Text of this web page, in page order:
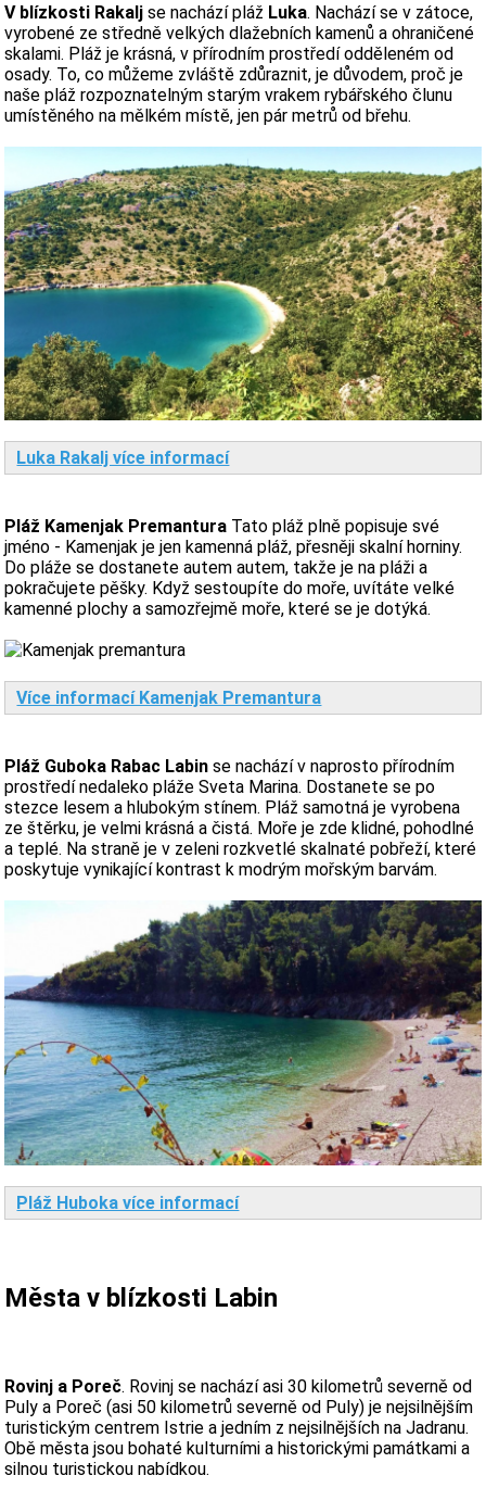
V blízkosti Rakaljse nachází pláž Luka. Nachází se v zátoce,
vyrobené ze středně velkých dlažebních kamenů a ohraničené
skalami. Pláž je krásná, v přírodním prostředí odděleném od
osady. To, co můžeme zvláště zdůraznit, je důvodem, proč je
naše pláž rozpoznatelným starým vrakem rybářského člunu
umístěného na mělkém místě, jen pár metrů od břehu.
Luka Rakalj více informací
Pláž Kamenjak Premantura Tato pláž plně popisuje své
jméno - Kamenjak je jen kamenná pláž, přesněji skalní horniny.
Do pláže se dostanete autem autem, takže je na pláži a
pokračujete pěšky. Když sestoupíte do moře, uvítáte velké
kamenné plochy a samozřejmě moře, které se je dotýká.
Více informací Kamenjak Premantura
Pláž Guboka Rabac Labinse nachází v naprosto přírodním
prostředí nedaleko pláže Sveta Marina. Dostanete se po
stezce lesem a hlubokým stínem. Pláž samotná je vyrobena
ze štěrku, je velmi krásná a čistá. Moře je zde klidné, pohodlné
a teplé. Na straně je v zeleni rozkvetlé skalnaté pobřeží, které
poskytuje vynikající kontrast k modrým mořským barvám.
Pláž Huboka více informací
Města v blízkosti Labin
Rovinj a Poreč. Rovinj se nachází asi 30 kilometrů severně od
Puly a Poreč (asi 50 kilometrů severně od Puly) je nejsilnějším
turistickým centrem Istrie a jedním z nejsilnějších na Jadranu.
Obě města jsou bohaté kulturními a historickými památkami a
silnou turistickou nabídkou.